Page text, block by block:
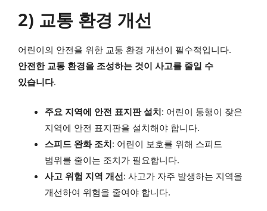
2) 교통 환경 개선
어린이의 안전을 위한 교통 환경 개선이 필수적입니다.
안전한 교통 환경을 조성하는 것이 사고를 줄일 수
있습니다.
주요 지역에 안전 표지판 설치: 어린이 통행이 잦은
지역에 안전 표지판을 설치해야 합니다.
스피드 완화 조치: 어린이 보호를 위해 스피드
범위를 줄이는 조치가 필요합니다.
사고 위험 지역 개선: 사고가 자주 발생하는 지역을
개선하여 위험을 줄여야 합니다.